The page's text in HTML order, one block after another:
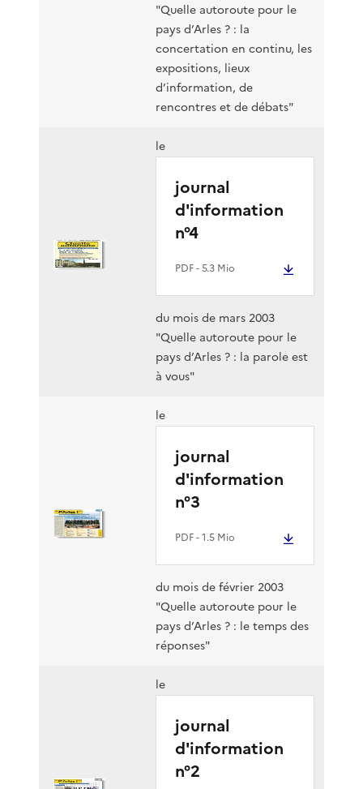
"Quelle autoroute pour le
pays d’Arles ? : la
concertation en continu, les
expositions, lieux
d’information, de
rencontres et de débats"
le
journal
d'information
n°4
PDF- 5.3 Mio
du mois de mars 2003
"Quelle autoroute pour le
pays d’Arles ? : la parole est
à vous"
le
journal
d'information
n°3
PDF- 1.5 Mio
du mois de février 2003
"Quelle autoroute pour le
pays d’Arles ? : le temps des
réponses"
le
journal
d'information
n°2